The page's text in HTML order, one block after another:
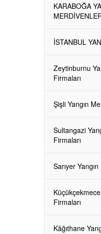
KARABOĞA
İSTANBUL
Zeytinburnu
Firmaları
Şişli Yangın
Sultangazi
Firmaları
Sarıyer
Firmaları
Kâğıthane